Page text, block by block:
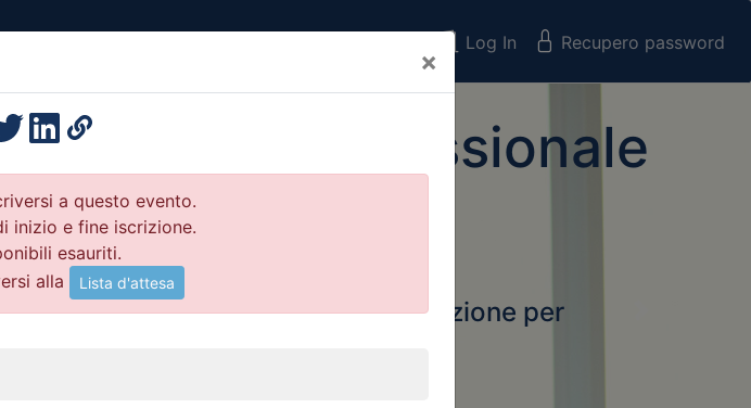
×
Log In Recupero password
Professionale
Il portale della formazione per